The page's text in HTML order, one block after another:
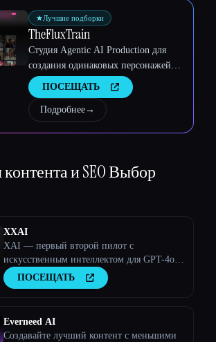
★Лучшие подборки
TheFluxTrain
Студия Agentic AI Production для
создания одинаковых персонажей,
рабочих процессов и видео
ПОСЕЩАТЬ
Подробнее→
и SEOВыбор
XXAI
XAI — первый второй пилот с
искусственным интеллектом для GPT-4o и
Claude 3.5
ПОСЕЩАТЬ
Everneed AI
Создавайте лучший контент с меньшими